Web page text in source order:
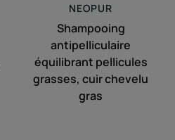
NEOPUR
Shampooing
antipelliculaire
équilibrant pellicules
grasses, cuir chevelu
gras